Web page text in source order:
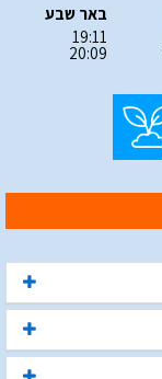
באר שבע
19:11
20:09